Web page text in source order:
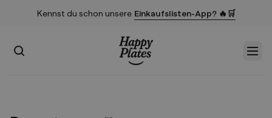
Kennst du schon unsere Einkaufslisten-App? 🔥🛒
Suchen